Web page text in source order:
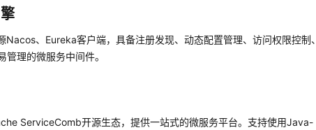
、Eureka客户端，具备注册发现、动态配置管理、访问权限控制、
理的微服务中间件。
ServiceComb开源生态，提供一站式的微服务平台。支持使用Java-